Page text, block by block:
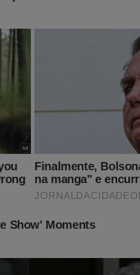
ministros já se manifestaram
está chegando... No
jornalistas e outros
Fakes News foram expostos!
ações do judiciário que o
livro na mão? Clique no link
products/supremo-silencio-